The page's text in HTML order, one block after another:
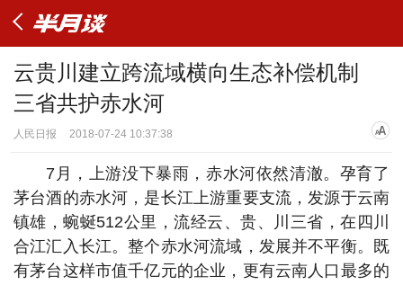
云贵川建立跨流域横向生态补偿机制
三省共护赤水河
人民日报 2018-07-24 10:37:38
7月，上游没下暴雨，赤水河依然清澈。孕育了
茅台酒的赤水河，是长江上游重要支流，发源于云南
镇雄，蜿蜒512公里，流经云、贵、川三省，在四川
合江汇入长江。整个赤水河流域，发展并不平衡。既
有茅台这样市值千亿元的企业，更有云南人口最多的